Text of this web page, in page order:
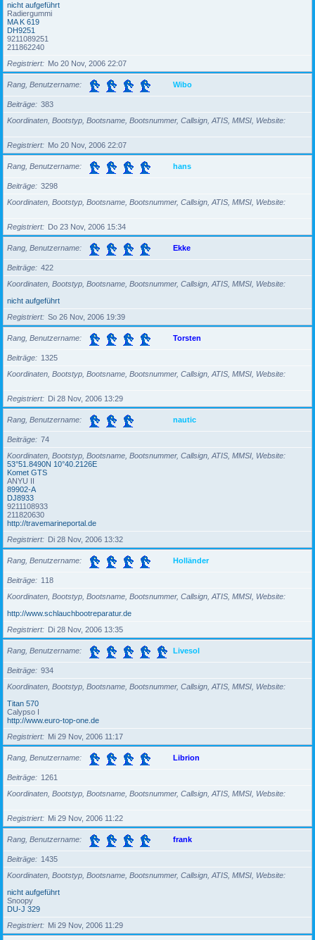
nicht aufgeführt
Radiergummi
MA K 619
DH9251
9211089251
211862240
Registriert
Mo 20 Nov, 2006 22:07
Rang, Benutzername Wibo
Beiträge
383
Koordinaten, Bootstyp, Bootsname, Bootsnummer, Callsign, ATIS, MMSI, Website
Registriert Mo 20 Nov, 2006 22:07
Rang, Benutzername hans
Beiträge
3298
Koordinaten, Bootstyp, Bootsname, Bootsnummer, Callsign, ATIS, MMSI, Website
Registriert Do 23 Nov, 2006 15:34
Rang, Benutzername Ekke
Beiträge
422
Koordinaten, Bootstyp, Bootsname, Bootsnummer, Callsign, ATIS, MMSI, Website
nicht aufgeführt
Registriert
So 26 Nov, 2006 19:39
Rang, Benutzername Torsten
Beiträge
1325
Koordinaten, Bootstyp, Bootsname, Bootsnummer, Callsign, ATIS, MMSI, Website
Registriert Di 28 Nov, 2006 13:29
Rang, Benutzername nautic
Beiträge
74
Koordinaten, Bootstyp, Bootsname, Bootsnummer, Callsign, ATIS, MMSI, Website
53°51.8490N 10°40.2126E
Komet GTS
ANYU II
89902-A
DJ8933
9211108933
211820630
http://travemarineportal.de
Registriert
Di 28 Nov, 2006 13:32
Rang, Benutzername Holländer
Beiträge
118
Koordinaten, Bootstyp, Bootsname, Bootsnummer, Callsign, ATIS, MMSI, Website
http://www.schlauchbootreparatur.de
Registriert
Di 28 Nov, 2006 13:35
Rang, Benutzername Livesol
Beiträge
934
Koordinaten, Bootstyp, Bootsname, Bootsnummer, Callsign, ATIS, MMSI, Website
Titan 570
Calypso I
http://www.euro-top-one.de
Registriert
Mi 29 Nov, 2006 11:17
Rang, Benutzername Librion
Beiträge
1261
Koordinaten, Bootstyp, Bootsname, Bootsnummer, Callsign, ATIS, MMSI, Website
Registriert Mi 29 Nov, 2006 11:22
Rang, Benutzername frank
Beiträge
1435
Koordinaten, Bootstyp, Bootsname, Bootsnummer, Callsign, ATIS, MMSI, Website
nicht aufgeführt
Snoopy
DU-J 329
Registriert
Mi 29 Nov, 2006 11:29